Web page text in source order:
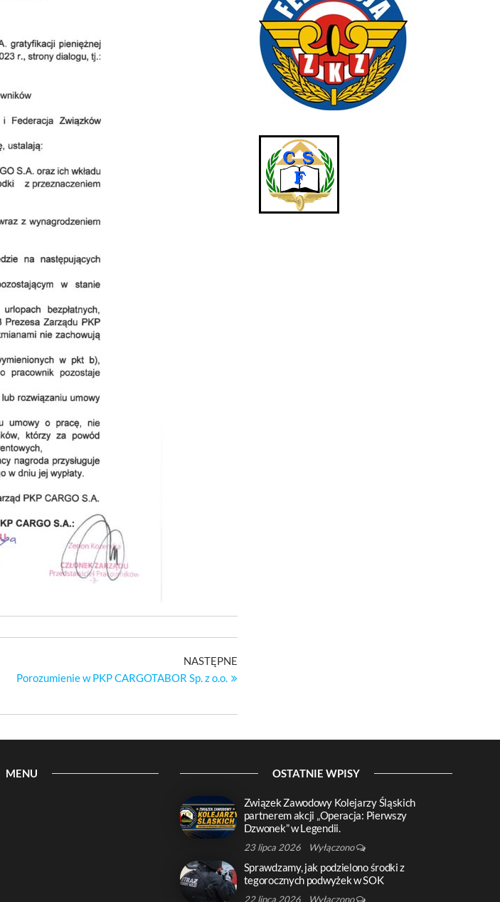
Następny
wpis
NASTĘPNE
Porozumienie w PKP CARGOTABOR Sp. z o.o.
MENU OSTATNIE WPISY
Związek Zawodowy Kolejarzy Śląskich
partnerem akcji „Operacja: Pierwszy
Dzwonek” w Legendii.
23 lipca 2026 Wyłączono
Sprawdzamy, jak podzielono środki z
tegorocznych podwyżek w SOK
22 lipca 2026 Wyłączono